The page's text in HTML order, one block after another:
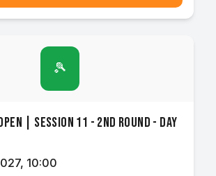
🎾
| Session 11 - 2nd Round - Day
, 10:00